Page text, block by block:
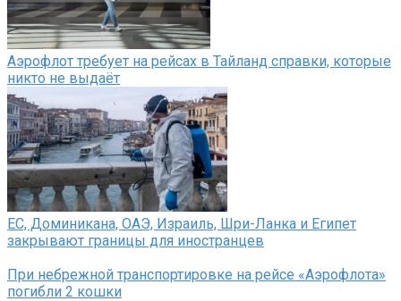
Аэрофлот требует на рейсах в Тайланд справки, которые
никто не выдаёт
ЕС, Доминикана, ОАЭ, Израиль, Шри-Ланка и Египет
закрывают границы для иностранцев
При небрежной транспортировке на рейсе «Аэрофлота»
погибли 2 кошки